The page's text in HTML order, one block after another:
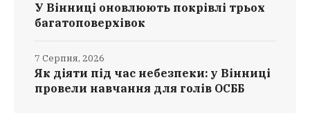
У Вінниці оновлюють покрівлі трьох
багатоповерхівок
Як діяти під час небезпеки: у Вінниці
провели навчання для голів ОСББ
7 Серпня, 2026